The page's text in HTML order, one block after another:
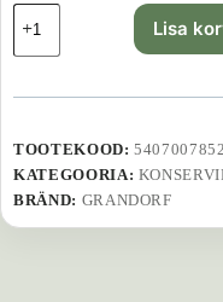
Grandorf
koerakonserv
–
&
g
kogus
Lisa
TOOTEKOOD:
KATEGOORIA:
BRÄND: GRANDORF